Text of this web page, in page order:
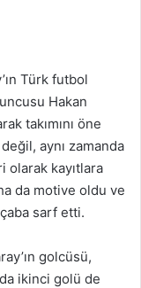
Türk futbol
Hakan
takımını öne
aynı zamanda
olarak kayıtlara
da motive oldu ve
sarf etti.
golcüsü,
ikinci golü de